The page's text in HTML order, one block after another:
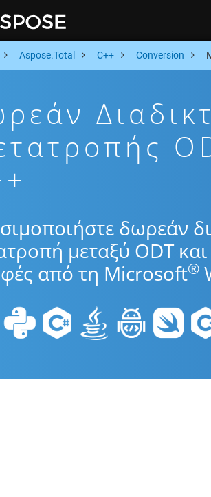
Aspose.Total C++ Conversion
δωρεάν
μεταξύ ODT
από τη Microsoft®